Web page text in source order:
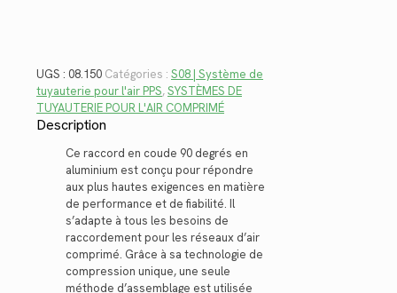
UGS : 08.150 Catégories : S08 | Système de
tuyauterie pour l'air PPS,SYSTÈMES DE
TUYAUTERIE POUR L'AIR COMPRIMÉ
Description
Ce raccord en coude 90 degrés en
aluminium est conçu pour répondre
aux plus hautes exigences en matière
de performance et de fiabilité. Il
s’adapte à tous les besoins de
raccordement pour les réseaux d’air
comprimé. Grâce à sa technologie de
compression unique, une seule
méthode d’assemblage est utilisée